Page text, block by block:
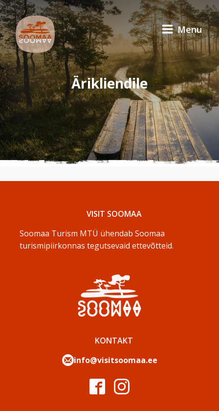
Menu
Ärikliendile
VISIT SOOMAA
Soomaa Turism MTÜ ühendab Soomaa
turismipiirkonnas tegutsevaid ettevõtteid.
KONTAKT
info@visitsoomaa.ee